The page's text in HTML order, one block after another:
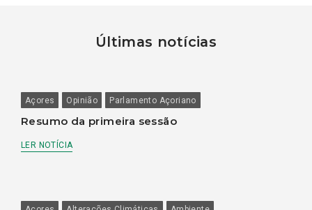
Últimas notícias
Açores Opinião Parlamento Açoriano
Resumo da primeira sessão
LER NOTÍCIA